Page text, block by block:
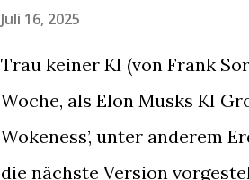
man immer aufpassen!”
Juli 16, 2025
Trau keiner KI (von Frank
Woche, als Elon Musks KI
Wokeness’, unter anderem
die nächste Version